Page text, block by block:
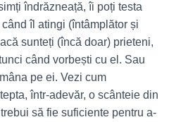
îndrăzneață, îi poți testa
îl atingi (întâmplător și
sunteți (încă doar) prieteni,
când vorbești cu el. Sau
pe ei. Vezi cum
într-adevăr, o scânteie din
să fie suficiente pentru a-